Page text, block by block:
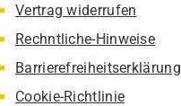
Vertrag widerrufen
Rechntliche-Hinweise
Barrierefreiheitserklärung
Cookie-Richtlinie